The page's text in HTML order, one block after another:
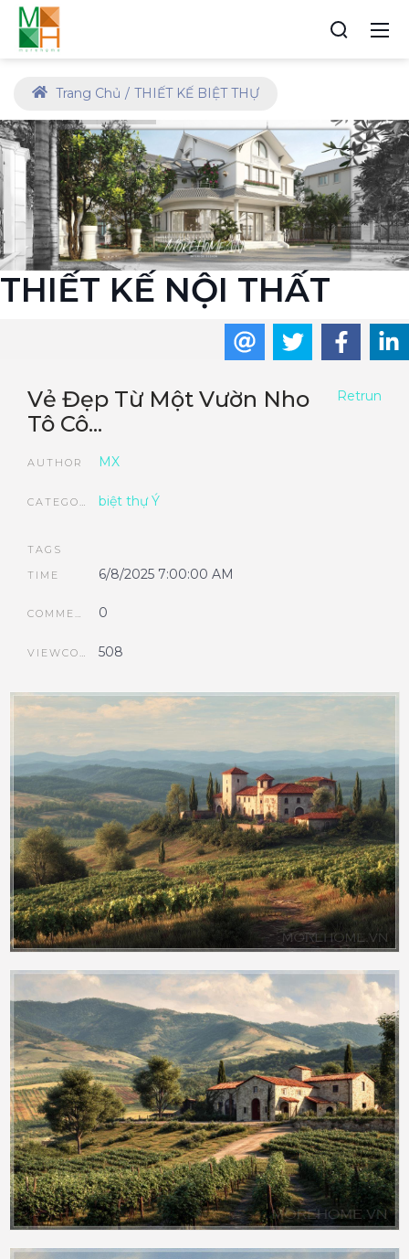
Trang Chủ THIẾT KẾ BIỆT THỰ
THIẾT KẾ NỘI THẤT
Retrun
Vẻ Đẹp Từ Một Vườn Nho
Tô Cô...
AUTHOR MX
CATEGORIES biệt thự Ý
TAGS
TIME
6/8/2025 7:00:00 AM
COMMENTS 0
VIEWCOUNT 508